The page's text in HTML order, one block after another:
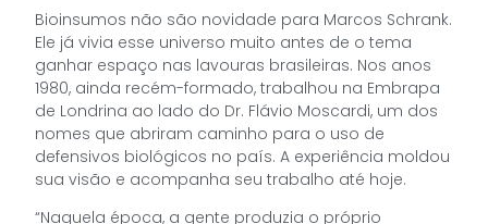
Bioinsumos não são novidade para Marcos Schrank.
Ele já vivia esse universo muito antes de o tema
ganhar espaço nas lavouras brasileiras. Nos anos
1980, ainda recém-formado, trabalhou na Embrapa
de Londrina ao lado do Dr. Flávio Moscardi, um dos
nomes que abriram caminho para o uso de
defensivos biológicos no país. A experiência moldou
sua visão e acompanha seu trabalho até hoje.
“Naquela época, a gente produzia o próprio